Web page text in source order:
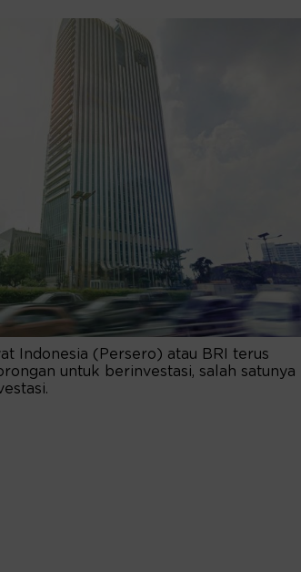
Indonesia (Persero) atau BRI terus
untuk berinvestasi, salah satunya